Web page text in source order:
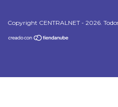
Copyright CENTRALNET - 2026.